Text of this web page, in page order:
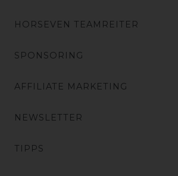
HORSEVEN TEAMREITER
SPONSORING
AFFILIATE MARKETING
NEWSLETTER
TIPPS